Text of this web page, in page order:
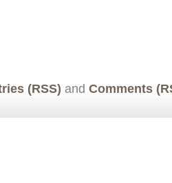
(RSS) and Comments